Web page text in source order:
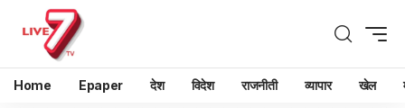
Home Epaper देश विदेश राजनीती व्यापार खेल